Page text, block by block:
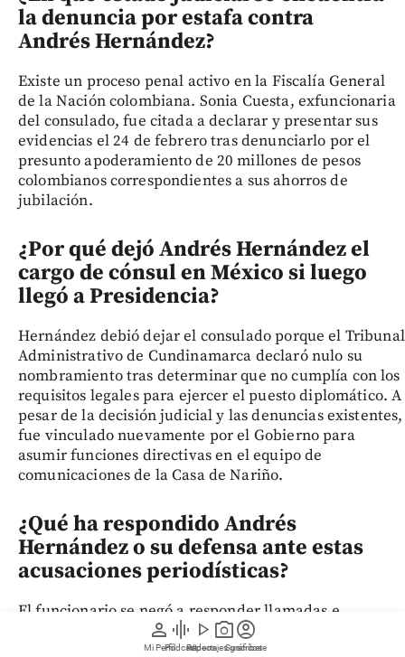
person
Mi Perfil
graphic_eq
Pódcast
play_arrow
Videos
photo_camera
Reportajes gráficos
account_circle
Suscríbete
la denuncia por estafa contra
Andrés Hernández?
Existe un proceso penal activo en la Fiscalía General
de la Nación colombiana. Sonia Cuesta, exfuncionaria
del consulado, fue citada a declarar y presentar sus
evidencias el 24 de febrero tras denunciarlo por el
presunto apoderamiento de 20 millones de pesos
colombianos correspondientes a sus ahorros de
jubilación.
¿Por qué dejó Andrés Hernández el
cargo de cónsul en México si luego
llegó a Presidencia?
Hernández debió dejar el consulado porque el Tribunal
Administrativo de Cundinamarca declaró nulo su
nombramiento tras determinar que no cumplía con los
requisitos legales para ejercer el puesto diplomático. A
pesar de la decisión judicial y las denuncias existentes,
fue vinculado nuevamente por el Gobierno para
asumir funciones directivas en el equipo de
comunicaciones de la Casa de Nariño.
¿Qué ha respondido Andrés
Hernández o su defensa ante estas
acusaciones periodísticas?
El funcionario se negó a responder llamadas e
inquiries directas, afirmando por mensaje de
WhatsApp que no daría declaraciones hasta reunirse